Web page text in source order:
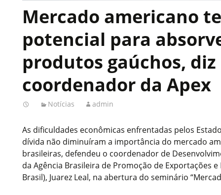
Mercado americano
potencial para
produtos gaúchos, diz
coordenador da Apex
Notícias admin
As dificuldades econômicas enfrentadas pelos
dívida não diminuíram a importância do mercado
brasileiras, defendeu o coordenador de
da Agência Brasileira de Promoção de Exportações
Brasil), Juarez Leal, na abertura do seminário